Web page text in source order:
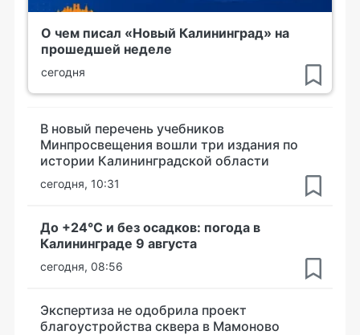
О чем писал «Новый Калининград» на
прошедшей неделе
сегодня
В новый перечень учебников
Минпросвещения вошли три издания по
истории Калининградской области
сегодня, 10:31
До +24°С и без осадков: погода в
Калининграде 9 августа
сегодня, 08:56
Экспертиза не одобрила проект
благоустройства сквера в Мамоново